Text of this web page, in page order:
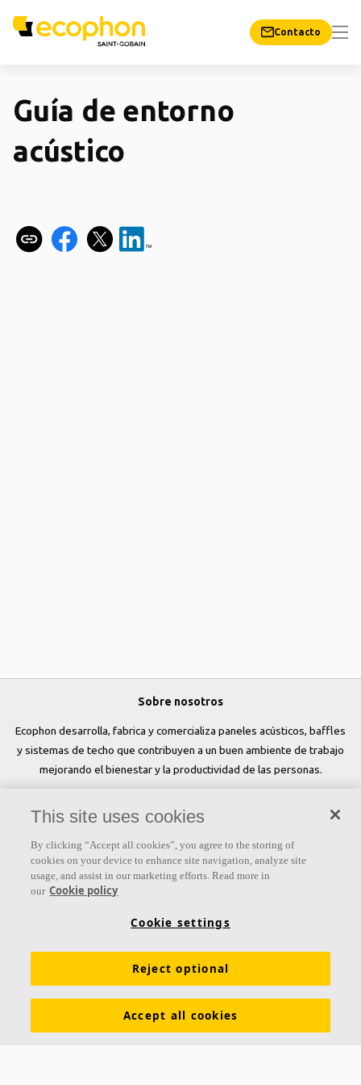
Contacto
Guía de entorno
acústico
Sobre nosotros
Ecophon desarrolla, fabrica y comercializa paneles acústicos, baffles
y sistemas de techo que contribuyen a un buen ambiente de trabajo
mejorando el bienestar y la productividad de las personas.
Links
Propiedades funcionales Glosario
Ventilación Difusa Descargar catálogos
This site uses cookies
By clicking “Accept all cookies”, you agree to the storing of
cookies on your device to enhance site navigation, analyze site
usage, and assist in our marketing efforts. Read more in
our Cookie policy
Cookie settings
Reject optional
Accept all cookies